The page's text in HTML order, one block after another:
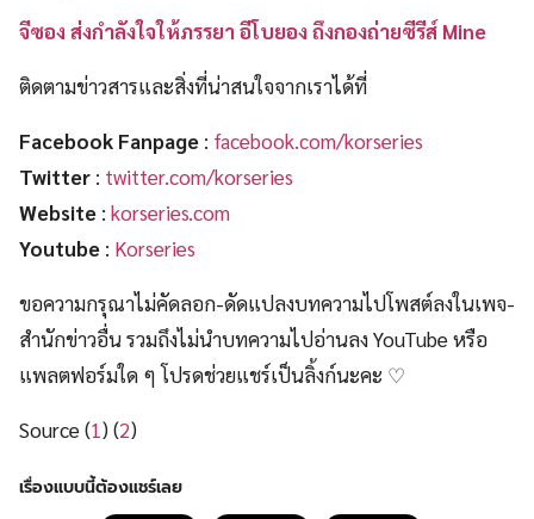
จีซอง ส่งกำลังใจให้ภรรยา อีโบยอง ถึงกองถ่ายซีรีส์ Mine
ติดตามข่าวสารและสิ่งที่น่าสนใจจากเราได้ที่
Facebook Fanpage : facebook.com/korseries
Twitter : twitter.com/korseries
Website : korseries.com
Youtube : Korseries
ขอความกรุณาไม่คัดลอก-ดัดแปลงบทความไปโพสต์ลงในเพจ-
สำนักข่าวอื่น รวมถึงไม่นำบทความไปอ่านลง YouTube หรือ
แพลตฟอร์มใด ๆ โปรดช่วยแชร์เป็นลิ้งก์นะคะ ♡
Source (1) (2)